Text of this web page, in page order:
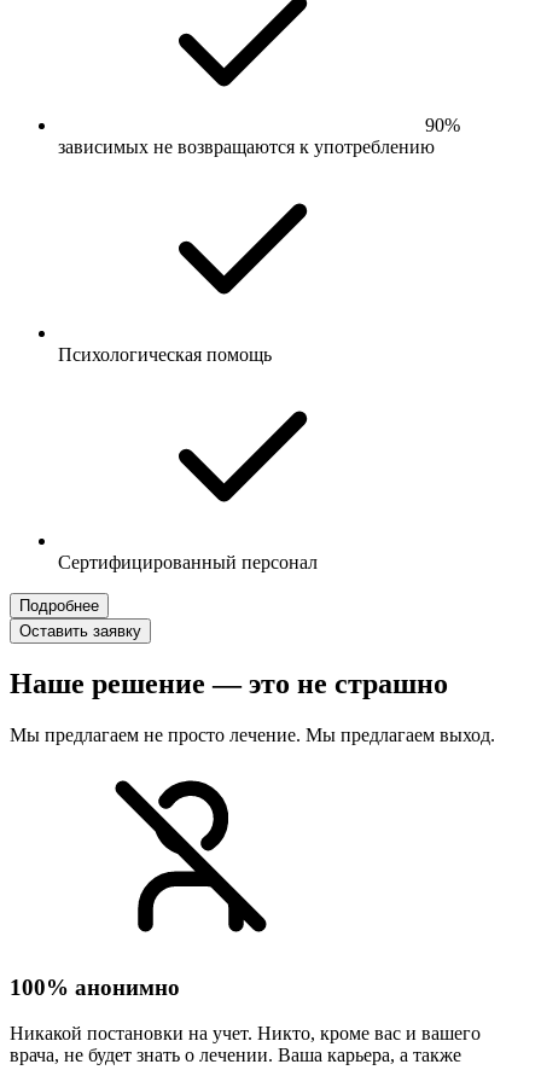
90%
зависимых не возвращаются к употреблению
Психологическая помощь
Сертифицированный персонал
Подробнее
Оставить заявку
Наше решение — это не страшно
Мы предлагаем не просто лечение. Мы предлагаем выход.
100% анонимно
Никакой постановки на учет. Никто, кроме вас и вашего
врача, не будет знать о лечении. Ваша карьера, а также